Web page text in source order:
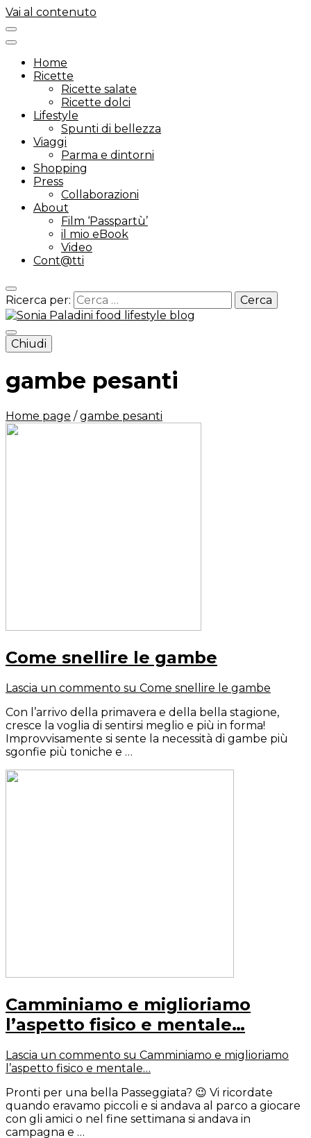
Vai al contenuto
Home
Ricette
Ricette salate
Ricette dolci
Lifestyle
Spunti di bellezza
Viaggi
Parma e dintorni
Shopping
Press
Collaborazioni
About
Film ‘Passpartù’
il mio eBook
Video
Cont@tti
Ricerca per:
Sonia Paladini – food and
lifestyle blog – Italy
Chiudi
gambe pesanti
Home page / gambe pesanti
Come snellire le gambe
Lascia un commento su Come snellire le gambe
Con l’arrivo della primavera e della bella stagione,
cresce la voglia di sentirsi meglio e più in forma!
Improvvisamente si sente la necessità di gambe più
sgonfie più toniche e …
Camminiamo e miglioriamo
l’aspetto fisico e mentale…
Lascia un commento su Camminiamo e miglioriamo
l’aspetto fisico e mentale…
Pronti per una bella Passeggiata? 😉 Vi ricordate
quando eravamo piccoli e si andava al parco a giocare
con gli amici o nel fine settimana si andava in
campagna e …